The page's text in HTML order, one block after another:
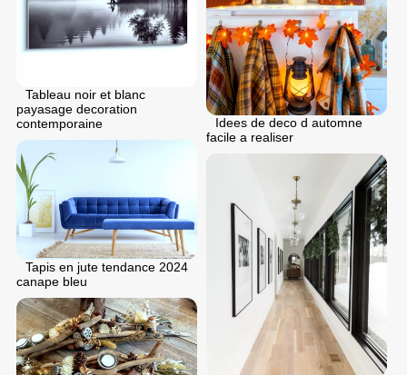
Idees de deco d automne
facile a realiser
Tableau noir et blanc
payasage decoration
contemporaine
Tapis en jute tendance 2024
canape bleu